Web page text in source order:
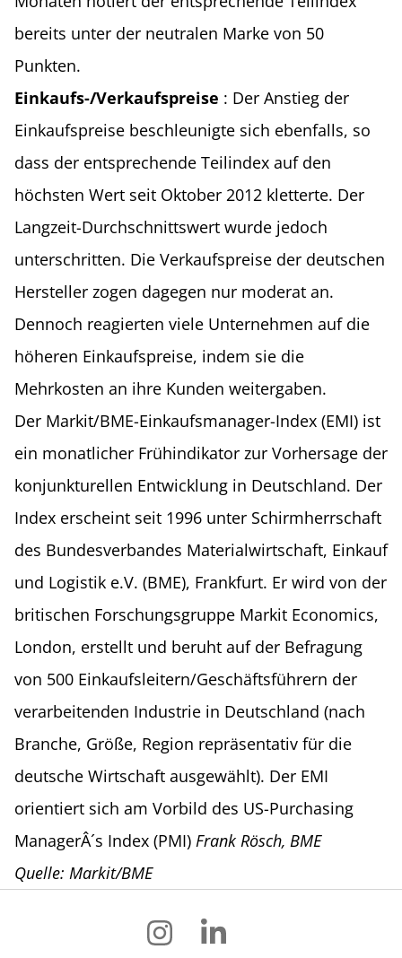
bereits unter der neutralen Marke von 50
Punkten.
Einkaufs-/Verkaufspreise : Der Anstieg der
Einkaufspreise beschleunigte sich ebenfalls, so
dass der entsprechende Teilindex auf den
höchsten Wert seit Oktober 2012 kletterte. Der
Langzeit-Durchschnittswert wurde jedoch
unterschritten. Die Verkaufspreise der deutschen
Hersteller zogen dagegen nur moderat an.
Dennoch reagierten viele Unternehmen auf die
höheren Einkaufspreise, indem sie die
Mehrkosten an ihre Kunden weitergaben.
Der Markit/BME-Einkaufsmanager-Index (EMI) ist
ein monatlicher Frühindikator zur Vorhersage der
konjunkturellen Entwicklung in Deutschland. Der
Index erscheint seit 1996 unter Schirmherrschaft
des Bundesverbandes Materialwirtschaft, Einkauf
und Logistik e.V. (BME), Frankfurt. Er wird von der
britischen Forschungsgruppe Markit Economics,
London, erstellt und beruht auf der Befragung
von 500 Einkaufsleitern/Geschäftsführern der
verarbeitenden Industrie in Deutschland (nach
Branche, Größe, Region repräsentativ für die
deutsche Wirtschaft ausgewählt). Der EMI
orientiert sich am Vorbild des US-Purchasing
ManagerÂ´s Index (PMI) Frank Rösch, BME
Quelle: Markit/BME